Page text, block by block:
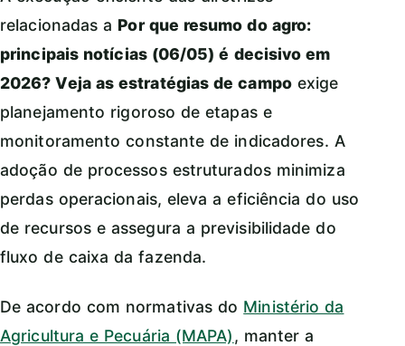
relacionadas a Por que resumo do agro:
principais notícias (06/05) é decisivo em
2026? Veja as estratégias de campoexige
planejamento rigoroso de etapas e
monitoramento constante de indicadores. A
adoção de processos estruturados minimiza
perdas operacionais, eleva a eficiência do uso
de recursos e assegura a previsibilidade do
fluxo de caixa da fazenda.
De acordo com normativas do Ministério da
Agricultura e Pecuária (MAPA), manter a